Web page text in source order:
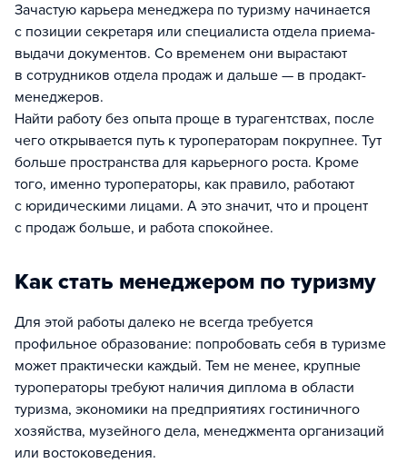
Зачастую карьера менеджера по туризму начинается
с позиции секретаря или специалиста отдела приема-
выдачи документов. Со временем они вырастают
в сотрудников отдела продаж и дальше — в продакт-
менеджеров.
Найти работу без опыта проще в турагентствах, после
чего открывается путь к туроператорам покрупнее. Тут
больше пространства для карьерного роста. Кроме
того, именно туроператоры, как правило, работают
с юридическими лицами. А это значит, что и процент
с продаж больше, и работа спокойнее.
Как стать менеджером по туризму
Для этой работы далеко не всегда требуется
профильное образование: попробовать себя в туризме
может практически каждый. Тем не менее, крупные
туроператоры требуют наличия диплома в области
туризма, экономики на предприятиях гостиничного
хозяйства, музейного дела, менеджмента организаций
или востоковедения.